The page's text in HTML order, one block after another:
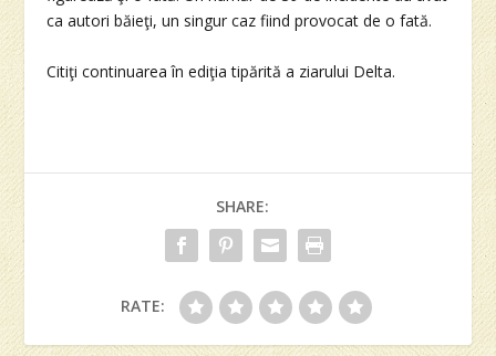
ca autori băieţi, un singur caz fiind provocat de o fată.
Citiţi continuarea în ediţia tipărită a ziarului Delta.
SHARE:
RATE: